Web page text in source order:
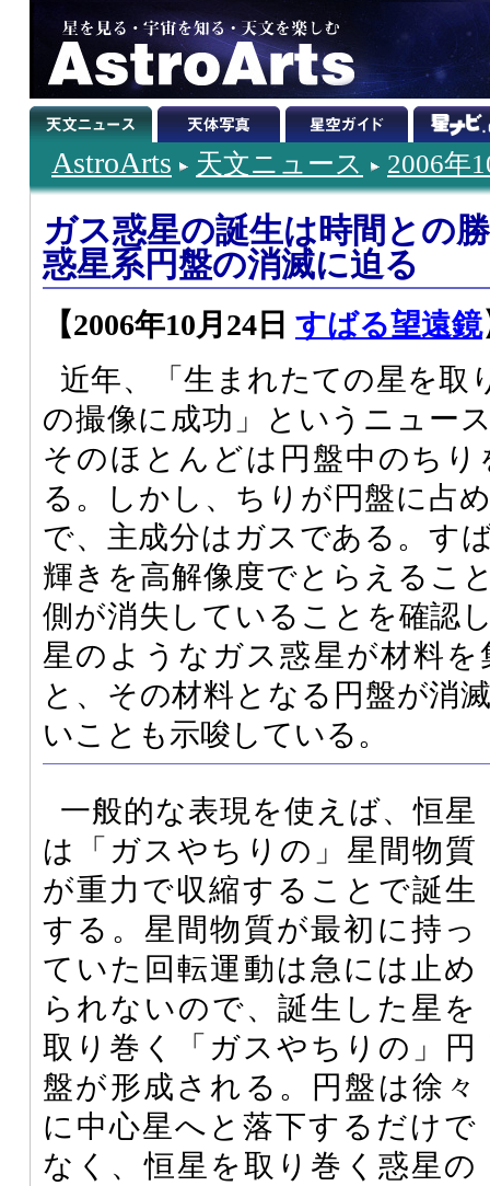
AstroArts 天文ニュース 2006年
ガス惑星の誕生は時間との
惑星系円盤の消滅に迫る
【2006年10月24日 すばる望遠鏡
近年、「生まれたての星を取
の撮像に成功」というニュー
そのほとんどは円盤中のち
る。しかし、ちりが円盤に占
で、主成分はガスである。す
輝きを高解像度でとらえるこ
側が消失していることを確認
星のようなガス惑星が材料
と、その材料となる円盤が消
いことも示唆している。
一般的な表現を使えば、恒星
は「ガスやちりの」星間物質
が重力で収縮することで誕生
する。星間物質が最初に持っ
ていた回転運動は急には止め
られないので、誕生した星を
取り巻く「ガスやちりの」円
盤が形成される。円盤は徐々
に中心星へと落下するだけで
なく、恒星を取り巻く惑星の